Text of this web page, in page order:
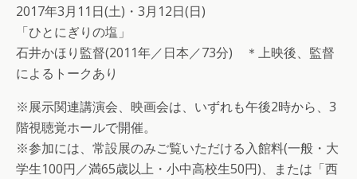
2017年3月11日(土)・3月12日(日)
「ひとにぎりの塩」
石井かほり監督(2011年／日本／73分) ＊上映後、監督
によるトークあり
※展示関連講演会、映画会は、いずれも午後2時から、3
階視聴覚ホールで開催。
※参加には、常設展のみご覧いただける入館料(一般・大
学生100円／満65歳以上・小中高校生50円)、または「西